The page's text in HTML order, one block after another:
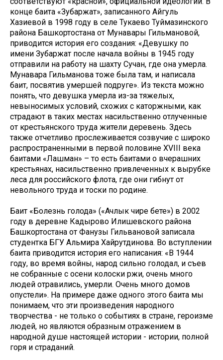
конце баита «Зубаржат», записанного Айгуль
Хазиевой в 1998 году в селе Тукаево Туймазинского
района Башкортостана от Мунавары Гильмановой,
приводится история его создания: «Девушку по
имени Зубаржат после начала войны в 1945 году
отправили на работу на шахту Сучан, где она умерла.
Мунавара Гильманова тоже была там, и написала
баит, посвятив умершей подруге». Из текста можно
понять, что девушка умерла из-за тяжелых,
невыносимых условий, схожих с каторжными, как
страдают в таких местах насильственно отлученные
от крестьянского труда жители деревень. Здесь
также отчетливо прослеживается созвучие с широко
распространенными в первой половине XVIII века
баитами «Лашман» – то есть баитами о вчерашних
крестьянах, насильственно привлеченных к вырубке
леса для российского флота, где они гибнут от
невольного труда и тоски по родине.
Баит «Болезнь голода» («Ачлык чире бәете») в 2002
году в деревне Кадырово Илишевского района
Башкортостана от Фанузы Гильвановой записала
студентка БГУ Альмира Хайрутдинова. Во вступлении
баита приводится история его написания: «В 1944
году, во время войны, народ сильно голодал, и съев
не собранные с осени колоски ржи, очень много
людей отравились, умерли. Очень много домов
опустели». На примере даже одного этого баита мы
понимаем, что эти произведения народного
творчества - не только о событиях в стране, героизме
людей, но являются образным отражением в
народной душе настоящей истории - истории, полной
горя и страданий.